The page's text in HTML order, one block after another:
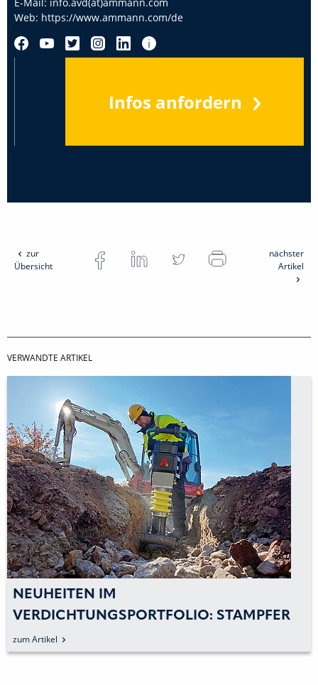
E-Mail: info.avd(at)ammann.com
Web: https://www.ammann.com/de
Infos anfordern
zur
Übersicht
nächster
Artikel
VERWANDTE ARTIKEL
NEUHEITEN IM
VERDICHTUNGSPORTFOLIO: STAMPFER
DER NEUEN GENERATION VORGESTELLT
zum Artikel